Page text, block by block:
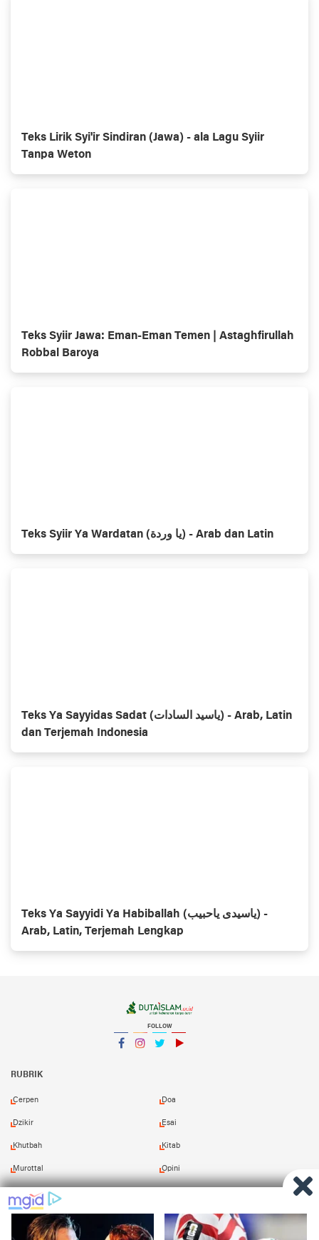
Teks Lirik Syi'ir Sindiran (Jawa) - ala Lagu Syiir
Tanpa Weton
Teks Syiir Jawa: Eman-Eman Temen | Astaghfirullah
Robbal Baroya
Teks Syiir Ya Wardatan (يا وردة) - Arab dan Latin
Teks Ya Sayyidas Sadat (ياسيد السادات) - Arab, Latin
dan Terjemah Indonesia
Teks Ya Sayyidi Ya Habiballah (ياسيدی ياحبيب) -
Arab, Latin, Terjemah Lengkap
FOLLOW
RUBRIK
Cerpen Doa
Dzikir Esai
Khutbah Kitab
Murottal Opini
Shalawat Tafsir